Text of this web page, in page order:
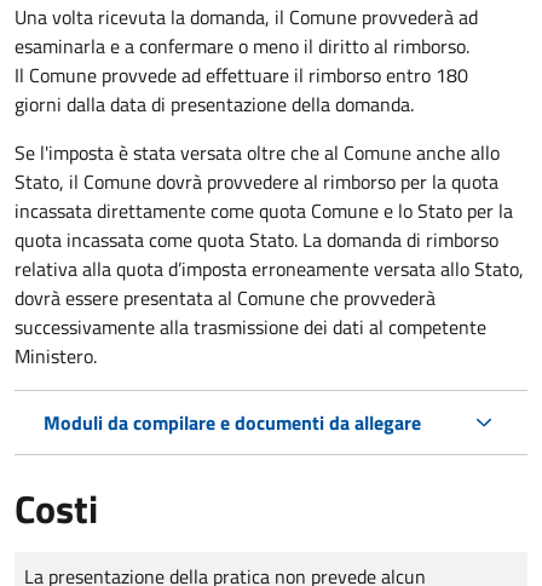
Una volta ricevuta la domanda, il Comune provvederà ad
esaminarla e a confermare o meno il diritto al rimborso.
Il Comune provvede ad effettuare il rimborso entro 180
giorni dalla data di presentazione della domanda.
Se l'imposta è stata versata oltre che al Comune anche allo
Stato, il Comune dovrà provvedere al rimborso per la quota
incassata direttamente come quota Comune e lo Stato per la
quota incassata come quota Stato. La domanda di rimborso
relativa alla quota d’imposta erroneamente versata allo Stato,
dovrà essere presentata al Comune che provvederà
successivamente alla trasmissione dei dati al competente
Ministero.
Moduli da compilare e documenti da allegare
Costi
Tipo di pagamento
Importo
La presentazione della pratica non prevede alcun